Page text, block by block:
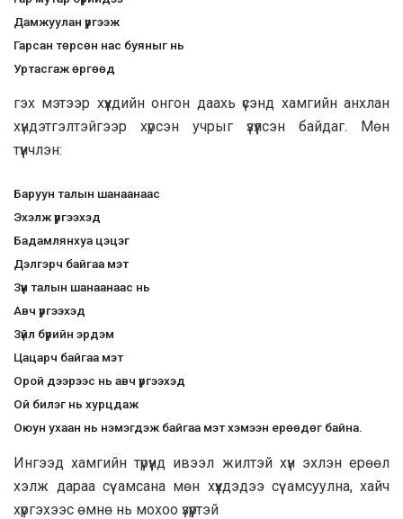
Дамжуулан үргээж
Гарсан төрсөн нас буяныг нь
Уртасгаж өргөөд
гэх мэтээр хүүхдийн онгон даахь үсэнд хамгийн анхлан
хүндэтгэлтэйгээр хүрсэн учрыг үзүүлсэн байдаг. Мөн
түүнчлэн:
Баруун талын шанаанаас
Эхэлж үргээхэд
Бадамлянхуа цэцэг
Дэлгэрч байгаа мэт
Зүүн талын шанаанаас нь
Авч үргээхэд
Зүйл бүрийн эрдэм
Цацарч байгаа мэт
Орой дээрээс нь авч үргээхэд
Ой билэг нь хурцдаж
Оюун ухаан нь нэмэгдэж байгаа мэт хэмээн ерөөдөг байна.
Ингээд хамгийн түрүүнд ивээл жилтэй хүн эхлэн ерөөл
хэлж дараа сүү амсана мөн хүүхдэдээ сүү амсуулна, хайч
хүргэхээс өмнө нь мохоо үзүүртэй